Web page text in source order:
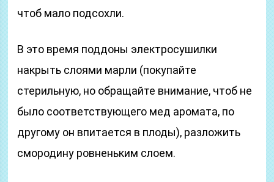
чтоб мало подсохли.
В это время поддоны электросушилки
накрыть слоями марли (покупайте
стерильную, но обращайте внимание, чтоб не
было соответствующего мед аромата, по
другому он впитается в плоды), разложить
смородину ровненьким слоем.